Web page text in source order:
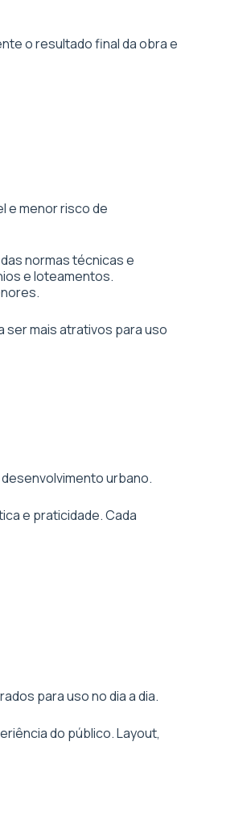
o resultado final da obra e
e menor risco de
normas técnicas e
e loteamentos.
ser mais atrativos para uso
urbano.
e praticidade. Cada
para uso no dia a dia.
do público. Layout,